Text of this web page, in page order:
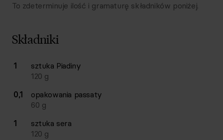
To zdeterminuje ilość i gramaturę składników poniżej.
Składniki
Lista składników przepisu z ilościami i wagami
IlośćSkładnik
1 sztuka Piadiny
120 g
0,1
opakowania passaty
60 g
1
sztuka sera
120 g